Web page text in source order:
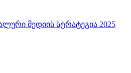
მედიის სტრატეგია 2025